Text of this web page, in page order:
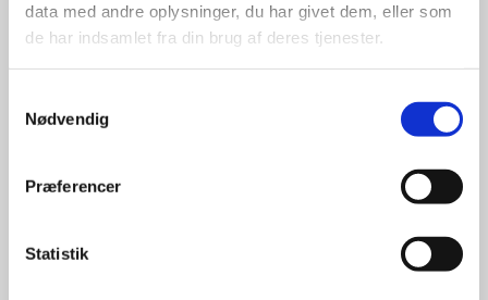
data med andre oplysninger, du har givet dem, eller som
de har indsamlet fra din brug af deres tjenester.
Nødvendig
Præferencer
Statistik
”Holmebanden” (Sand, Koudal og Brøgger´ne) på jagt